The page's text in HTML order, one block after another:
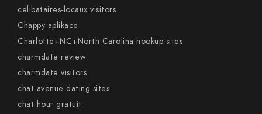
celibataires-locaux visitors
Chappy aplikace
Charlotte+NC+North Carolina hookup sites
charmdate review
charmdate visitors
chat avenue dating sites
chat hour gratuit